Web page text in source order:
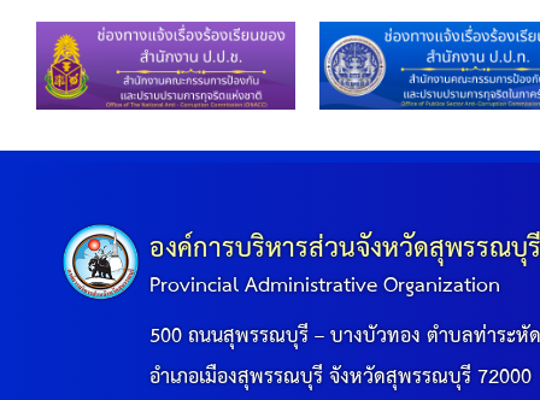
องค์การบริหารส่วนจังหวัดสุพรรณบุ
Provincial Administrative Organization
500 ถนนสุพรรณบุรี – บางบัวทอง ตำบลท่าระหั
อำเภอเมืองสุพรรณบุรี จังหวัดสุพรรณบุรี 72000